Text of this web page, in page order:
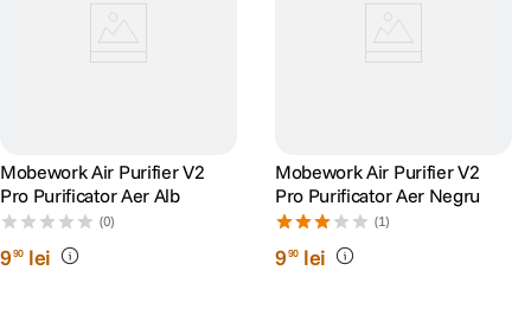
Mobework Air Purifier V2
Pro Purificator Aer Alb
(0)
990 lei
Mobework Air Purifier V2
Pro Purificator Aer Negru
(1)
990 lei